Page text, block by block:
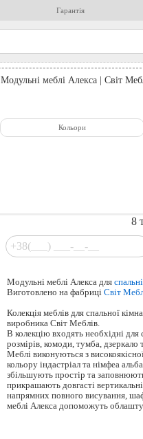
Гарантія
Модульні меблі Алекса | Світ
Кольори
8
Модульні меблі Алекса дляспальні
Виготовлено на фабриціСвіт
Колекція меблів для спальної
виробника Світ Меблів.
В колекцію входять необхідні
розмірів, комоди, тумба,
Меблі виконуються з
кольору індастріал та німфеа
збільшують простір та
прикрашають довгасті
напрямних повного висування,
меблі Алекса допоможуть